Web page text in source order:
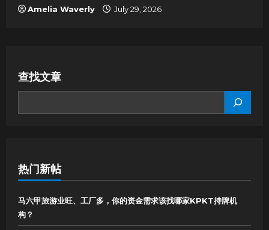
Amelia Waverly July 29, 2026
查找文章
热门新帖
马六甲旅游业旺、工厂多，你的资金需求该找哪家KPKT持牌机
构？